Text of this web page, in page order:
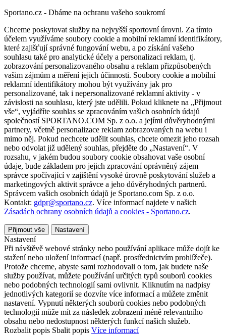
Sportano.cz - Dbáme na ochranu vašeho soukromí
Chceme poskytovat služby na nejvyšší sportovní úrovni. Za tímto
účelem využíváme soubory cookie a mobilní reklamní identifikátory,
které zajišťují správné fungování webu, a po získání vašeho
souhlasu také pro analytické účely a personalizaci reklam, tj.
zobrazování personalizovaného obsahu a reklam přizpůsobených
vašim zájmům a měření jejich účinnosti. Soubory cookie a mobilní
reklamní identifikátory mohou být využívány jak pro
personalizované, tak i nepersonalizované reklamní aktivity - v
závislosti na souhlasu, který jste udělili. Pokud kliknete na „Přijmout
vše“, vyjádříte souhlas se zpracováním vašich osobních údajů
společností SPORTANO.COM Sp. z o.o. a jejími důvěryhodnými
partnery, včetně personalizace reklam zobrazovaných na webu i
mimo něj. Pokud nechcete udělit souhlas, chcete omezit jeho rozsah
nebo odvolat již udělený souhlas, přejděte do „Nastavení“. V
rozsahu, v jakém budou soubory cookie obsahovat vaše osobní
údaje, bude základem pro jejich zpracování oprávněný zájem
správce spočívající v zajištění vysoké úrovně poskytování služeb a
marketingových aktivit správce a jeho důvěryhodných partnerů.
Správcem vašich osobních údajů je Sportano.com Sp. z o.o.
Kontakt: gdpr@sportano.cz. Více informací najdete v našich
Zásadách ochrany osobních údajů a cookies - Sportano.cz.
Přijmout vše Nastavení
Nastavení
Při návštěvě webové stránky nebo používání aplikace může dojít ke
stažení nebo uložení informací (např. prostřednictvím prohlížeče).
Protože chceme, abyste sami rozhodovali o tom, jak budete naše
služby používat, můžete používání určitých typů souborů cookies
nebo podobných technologií sami ovlivnit. Kliknutím na nadpisy
jednotlivých kategorií se dozvíte více informací a můžete změnit
nastavení. Vypnutí některých souborů cookies nebo podobných
technologií může mít za následek zobrazení méně relevantního
obsahu nebo nedostupnost některých funkcí našich služeb.
Rozbalit popis Sbalit popis Více informací